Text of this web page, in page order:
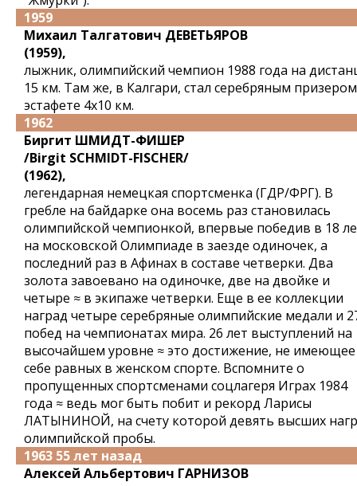
1959
Михаил Талгатович ДЕВЕТЬЯРОВ
(1959),
лыжник, олимпийский чемпион 1988 года на
15 км. Там же, в Калгари, стал серебряным
эстафете 4x10 км.
1962
Биргит ШМИДТ-ФИШЕР
/Birgit SCHMIDT-FISCHER/
(1962),
легендарная немецкая спортсменка (ГДР/ФРГ). В
гребле на байдарке она восемь раз становилась
олимпийской чемпионкой, впервые победив в 18
на московской Олимпиаде в заезде одиночек, а
последний раз в Афинах в составе четверки. Два
золота завоевано на одиночке, две на двойке и
четыре ≈ в экипаже четверки. Еще в ее коллекции
наград четыре серебряные олимпийские медали и
побед на чемпионатах мира. 26 лет выступлений на
высочайшем уровне ≈ это достижение, не имеющее
себе равных в женском спорте. Вспомните о
пропущенных спортсменами соцлагеря Играх 1984
года ≈ ведь мог быть побит и рекорд Ларисы
ЛАТЫНИНОЙ, на счету которой девять высших
олимпийской пробы.
1963 55 лет назад
Алексей Альбертович ГАРНИЗОВ